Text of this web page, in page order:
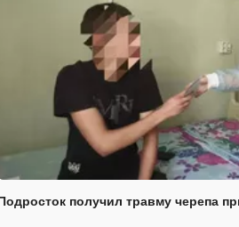
получил травму черепа